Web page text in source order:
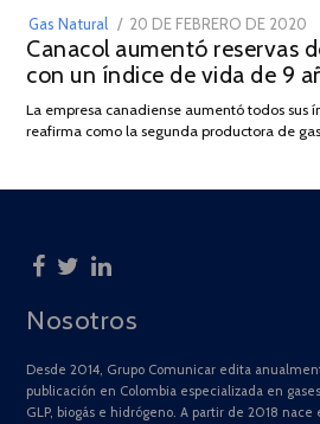
Gas Natural
POSTED
ON
20 DE FEBRERO DE 2020
Canacol aumentó reservas
con un índice de vida de 9
La empresa canadiense aumentó todos sus
reafirma como la segunda productora de
Nosotros
Desde 2014, Grupo Comunicar edita
publicación en Colombia especializada en
GLP, biogás e hidrógeno. A partir de 2018